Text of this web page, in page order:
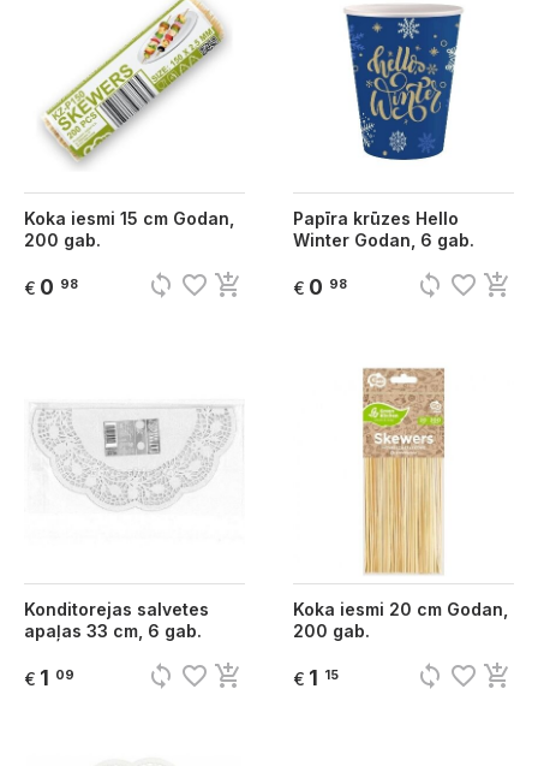
Koka iesmi 15 cm Godan,
200 gab.
€ 0 98 sync favorite_border add_shopping_cart
Papīra krūzes Hello
Winter Godan, 6 gab.
€ 0 98 sync favorite_border add_shopping_cart
Konditorejas salvetes
apaļas 33 cm, 6 gab.
€ 1 09 sync favorite_border add_shopping_cart
Koka iesmi 20 cm Godan,
200 gab.
€ 1 15 sync favorite_border add_shopping_cart